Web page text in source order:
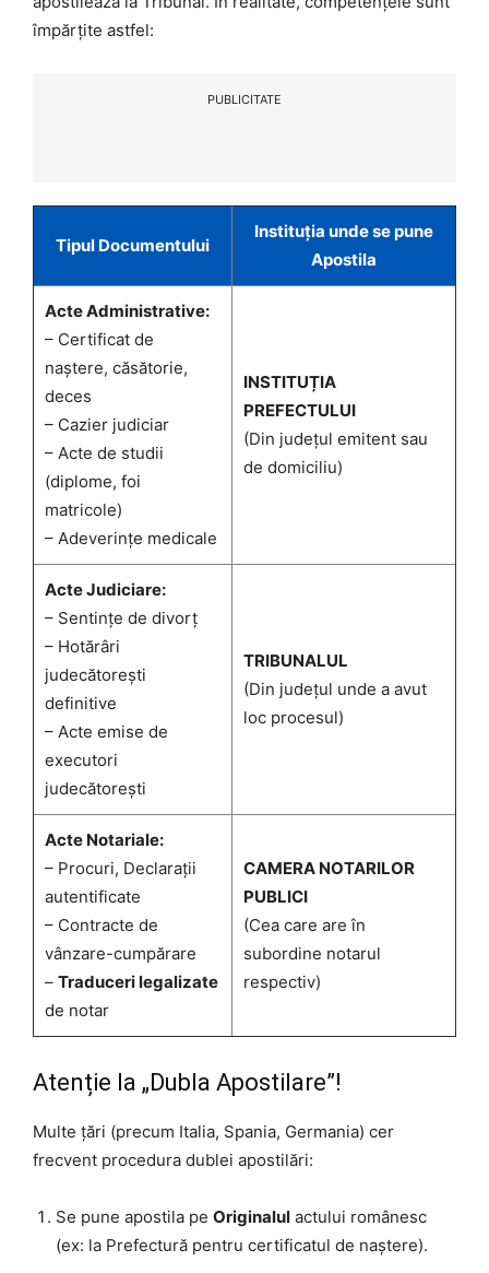
împărțite astfel:
PUBLICITATE
Tipul Documentului
Instituția unde se pune
Apostila
Acte Administrative:
– Certificat de
naștere, căsătorie,
deces
– Cazier judiciar
– Acte de studii
(diplome, foi
matricole)
– Adeverințe medicale
INSTITUȚIA
PREFECTULUI
(Din județul emitent sau
de domiciliu)
Acte Judiciare:
– Sentințe de divorț
– Hotărâri
judecătorești
definitive
– Acte emise de
executori
judecătorești
TRIBUNALUL
(Din județul unde a avut
loc procesul)
Acte Notariale:
– Procuri, Declarații
autentificate
– Contracte de
vânzare-cumpărare
– Traduceri legalizate
de notar
CAMERA NOTARILOR
PUBLICI
(Cea care are în
subordine notarul
respectiv)
Atenție la „Dubla Apostilare”!
Multe țări (precum Italia, Spania, Germania) cer
frecvent procedura dublei apostilări:
Se pune apostila pe Originalul actului românesc
(ex: la Prefectură pentru certificatul de naștere).